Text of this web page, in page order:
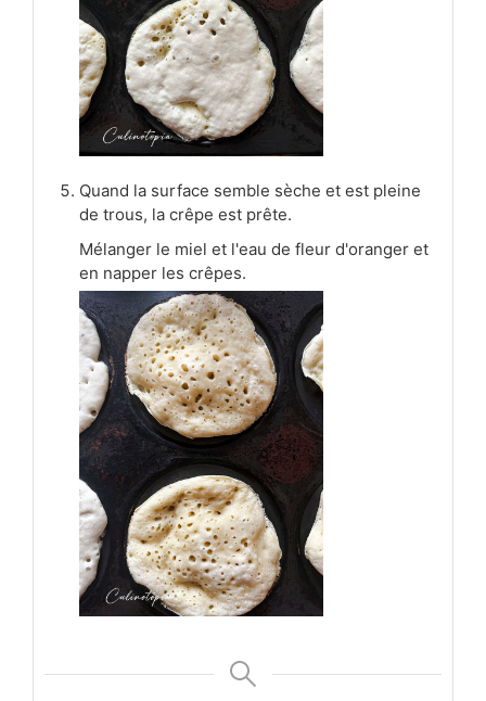
Quand la surface semble sèche et est pleine
de trous, la crêpe est prête.
Mélanger le miel et l'eau de fleur d'oranger et
en napper les crêpes.